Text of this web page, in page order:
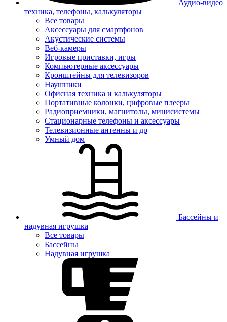
Аудио-видео
техника, телефоны, калькуляторы
Все товары
Аксессуары для смартфонов
Акустические системы
Веб-камеры
Игровые приставки, игры
Компьютерные аксессуары
Кронштейны для телевизоров
Наушники
Офисная техника и калькуляторы
Портативные колонки, цифровые плееры
Радиоприемники, магнитолы, минисистемы
Стационарные телефоны и аксессуары
Телевизионные антенны и др
Умный дом
Бассейны и
надувная игрушка
Все товары
Бассейны
Надувная игрушка